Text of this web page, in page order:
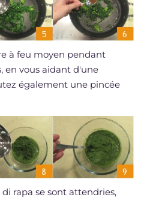
à feu moyen pendant
en vous aidant d'une
également une pincée
rapa se sont attendries,